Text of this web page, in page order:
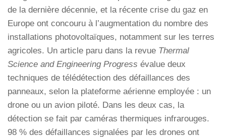
de la dernière décennie, et la récente crise du gaz en
Europe ont concouru à l’augmentation du nombre des
installations photovoltaïques, notamment sur les terres
agricoles. Un article paru dans la revue Thermal
Science and Engineering Progress évalue deux
techniques de télédétection des défaillances des
panneaux, selon la plateforme aérienne employée : un
drone ou un avion piloté. Dans les deux cas, la
détection se fait par caméras thermiques infrarouges.
98 % des défaillances signalées par les drones ont